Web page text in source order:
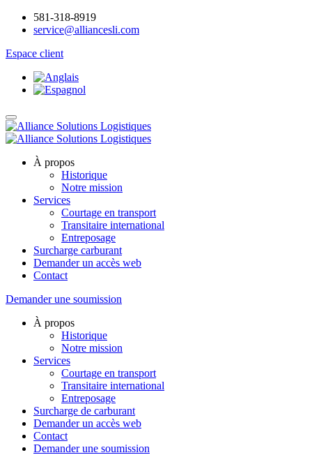
581-318-8919
service@alliancesli.com
Espace client
À propos
Historique
Notre mission
Services
Courtage en transport
Transitaire international
Entreposage
Surcharge carburant
Demander un accès web
Contact
Demander une soumission
À propos
Historique
Notre mission
Services
Courtage en transport
Transitaire international
Entreposage
Surcharge de carburant
Demander un accès web
Contact
Demander une soumission